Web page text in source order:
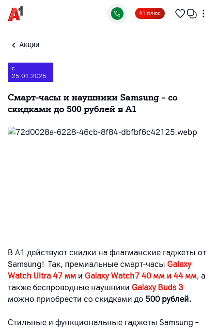
А1 плюс
Акции
с
25.01.2025
Смарт-часы и наушники Samsung – со
скидками до 500 рублей в А1
В А1 действуют скидки на флагманские гаджеты от
Samsung! Так, премиальные смарт-часы Galaxy
Watch Ultra 47 мм и Galaxy Watch7 40 мм и 44 мм, а
также беспроводные наушники Galaxy Buds 3
можно приобрести со скидками до 500 рублей.
Стильные и функциональные гаджеты Samsung –